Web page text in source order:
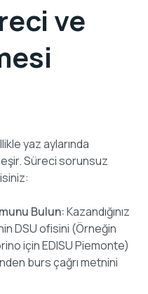
ve
yaz aylarında
Süreci sorunsuz
Bulun:Kazandığınız
DSU ofisini (Örneğin
için EDISU Piemonte)
burs çağrı metnini